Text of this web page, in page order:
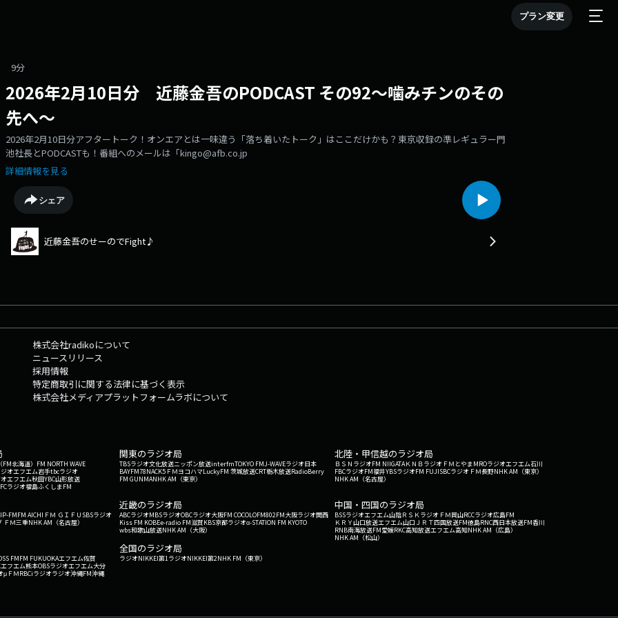
プラン変更
9分
2026年2月10日分 近藤金吾のPODCAST その92～噛みチンのその
先へ～
2026年2月10日分アフタートーク！オンエアとは一味違う「落ち着いたトーク」はここだけかも？東京収録の準レギュラー門
池社長とPODCASTも！番組へのメールは「kingo@afb.co.jp
詳細情報を見る
シェア
近藤金吾のせーのでFight♪
株式会社radikoについて
ニュースリリース
採用情報
特定商取引に関する法律に基づく表示
株式会社メディアプラットフォームラボについて
北海道） FM NORTH WAVE
オエフエム岩手tbcラジオ
エフエム秋田YBC山形放送
ラジオ福島ふくしまFM
関東のラジオ局
TBSラジオ文化放送ニッポン放送interfmTOKYO FMJ-WAVEラジオ日本
BAYFM78NACK5 ＦＭヨコハマLuckyFM 茨城放送CRT栃木放送RadioBerry
FM GUNMANHK AM（東京）
北陸・甲信越のラジオ局
ＢＳＮラジオFM NIIGATAＫＮＢラジオ ＦＭとやまMROラジオエフエム石川
FBCラジオFM福井YBSラジオFM FUJISBCラジオ ＦＭ長野NHK AM（東京）
NHK AM（名古屋）
FMFM AICHI ＦＭ ＧＩＦＵ SBSラジオ
ＦＭ三重NHK AM（名古屋）
近畿のラジオ局
ABCラジオMBSラジオOBCラジオ大阪FM COCOLOFM802FM大阪ラジオ関西
Kiss FM KOBEe-radio FM滋賀KBS京都ラジオα-STATION FM KYOTO
wbs和歌山放送NHK AM（大阪）
中国・四国のラジオ局
BSSラジオエフエム山陰ＲＳＫラジオ ＦＭ岡山RCCラジオ広島FM
ＫＲＹ山口放送エフエム山口 ＪＲＴ四国放送FM徳島RNC西日本放送FM香川
RNB南海放送FM愛媛RKC高知放送エフエム高知NHK AM（広島）
NHK AM（松山）
FMFM FUKUOKAエフエム佐賀
フエム熊本OBSラジオエフエム大分
μＦＭRBCiラジオラジオ沖縄FM沖縄
全国のラジオ局
ラジオNIKKEI第1ラジオNIKKEI第2NHK FM（東京）